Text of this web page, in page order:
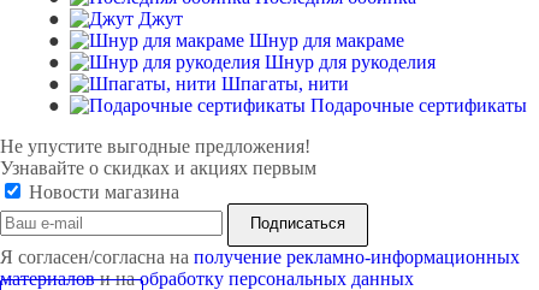
Джут
Шнур для макраме
Шнур для рукоделия
Шпагаты, нити
Подарочные сертификаты
Не упустите выгодные предложения!
Узнавайте о скидках и акциях первым
Новости магазина
Я согласен/согласна на получение рекламно-информационных
материалови наобработку персональных данных